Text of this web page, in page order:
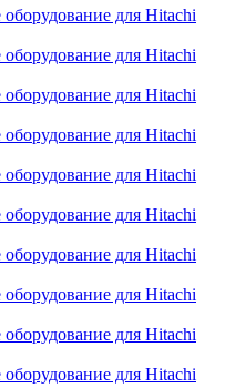
оборудование для Hitachi
оборудование для Hitachi
оборудование для Hitachi
оборудование для Hitachi
оборудование для Hitachi
оборудование для Hitachi
оборудование для Hitachi
оборудование для Hitachi
оборудование для Hitachi
оборудование для Hitachi